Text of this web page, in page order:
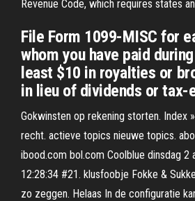
Revenue Code, which requires states
File Form 1099-MISC for
whom you have paid
least $10 in royalties or
in lieu of dividends or tax-
Gokwinsten op rekening storten. Index
recht. actieve topics nieuwe topics.
ibood.com bol.com Coolblue dinsdag 2
12:28:34 #21. klusfoobje Fokke &
zo zeggen. Helaas In de configuratie